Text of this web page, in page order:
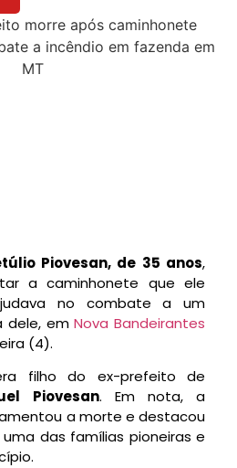
Piovesan, de 35 anos,
a caminhonete que ele
no combate a um
dele, emNova Bandeirantes
(4).
filho do ex-prefeito de
Piovesan. Em nota, a
a morte e destacou
das famílias pioneiras e